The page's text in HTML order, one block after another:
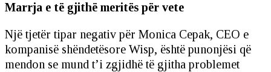
Marrja e të gjithë meritës për vete
Një tjetër tipar negativ për Monica Cepak, CEO e
kompanisë shëndetësore Wisp, është punonjësi që
mendon se mund t’i zgjidhë të gjitha problemet